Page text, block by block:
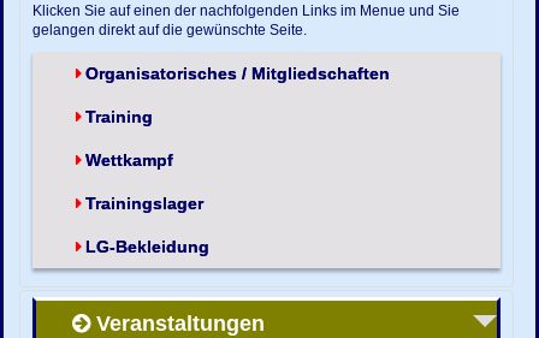
Klicken Sie auf einen der nachfolgenden Links im Menue und Sie
gelangen direkt auf die gewünschte Seite.
Organisatorisches / Mitgliedschaften
Training
Wettkampf
Trainingslager
LG-Bekleidung
Veranstaltungen